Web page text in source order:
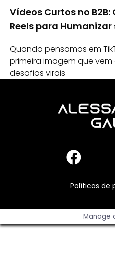
Vídeos Curtos no B2B:
Reels para
Quando pensamos em
primeira imagem que
desafios virais
Políticas de
Manage